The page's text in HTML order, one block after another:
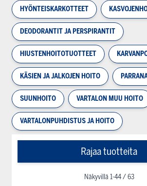
HYÖNTEISKARKOTTEET
DEODORANTIT JA PERSPIRANTIT
HIUSTENHOITOTUOTTEET
KÄSIEN JA JALKOJEN HOITO
SUUNHOITO VARTALON MUU HOITO
VARTALONPUHDISTUS JA HOITO
Rajaa tuotteita
Näkyvillä 1-44/63